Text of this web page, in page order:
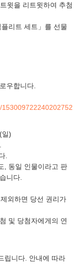
윗을 리트윗하여 추첨
리트 세트」를 선물
우합니다.
일)
.
, 동일 인물이라고 판
니다.
외하면 당선 권리가
및 당첨자에게의 연
립니다. 안내에 따라